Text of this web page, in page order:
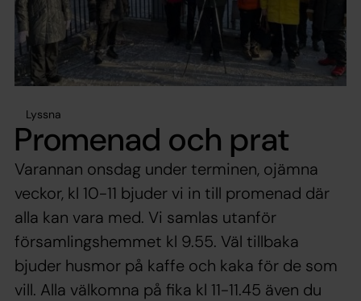
Lyssna
Promenad och prat
Varannan onsdag under terminen, ojämna
veckor, kl 10-11 bjuder vi in till promenad där
alla kan vara med. Vi samlas utanför
församlingshemmet kl 9.55. Väl tillbaka
bjuder husmor på kaffe och kaka för de som
vill. Alla välkomna på fika kl 11-11.45 även du